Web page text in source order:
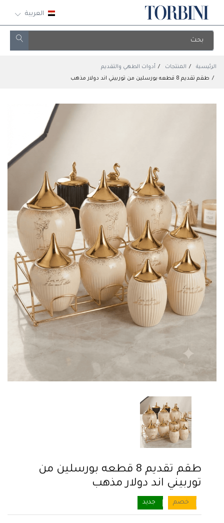
العربية
الرئيسية المنتجات
أدوات الطهي والتقديم
طقم تقديم 8 قطعه بورسلين من توربيني اند دولار مذهب
طقم تقديم 8 قطعه بورسلين من
توربيني اند دولار مذهب
خصم جديد